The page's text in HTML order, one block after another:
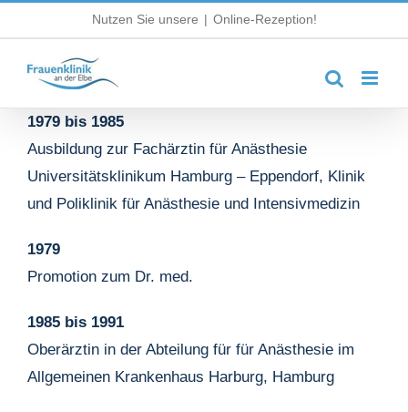
Inhalt
springen
Nutzen Sie unsere | Online-Rezeption!
1979 bis 1985
Ausbildung zur Fachärztin für Anästhesie
Universitätsklinikum Hamburg – Eppendorf, Klinik
und Poliklinik für Anästhesie und Intensivmedizin
1979
Promotion zum Dr. med.
1985 bis 1991
Oberärztin in der Abteilung für für Anästhesie im
Allgemeinen Krankenhaus Harburg, Hamburg